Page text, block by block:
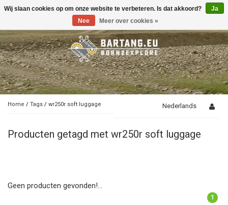
Toggle
Home / Tags / wr250r soft luggage Nederlands
Producten getagd met wr250r soft luggage
Geen producten gevonden!...
1
Wij slaan cookies op om onze website te verbeteren. Is dat akkoord?
Ja
Nee
Meer over cookies »